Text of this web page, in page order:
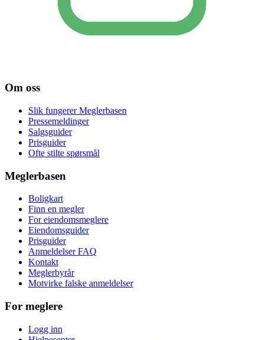
Om oss
Slik fungerer Meglerbasen
Pressemeldinger
Salgsguider
Prisguider
Ofte stilte spørsmål
Meglerbasen
Boligkart
Finn en megler
For eiendomsmeglere
Eiendomsguider
Prisguider
Anmeldelser FAQ
Kontakt
Meglerbyrår
Motvirke falske anmeldelser
For meglere
Logg inn